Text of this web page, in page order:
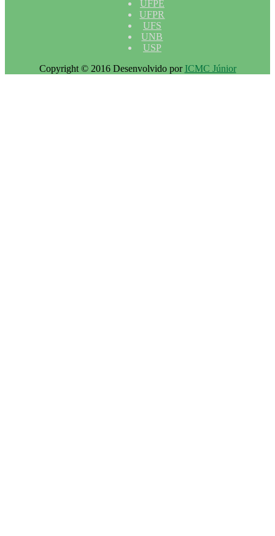
UFPE
UFPR
UFS
UNB
USP
Copyright © 2016 Desenvolvido por ICMC Júnior